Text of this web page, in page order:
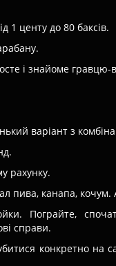
1 центу до 80 баксів.
і знайоме гравцю-
варіант з
рахунку.
пива, канапа, кочум.
Пограйте,
справи.
конкретно на